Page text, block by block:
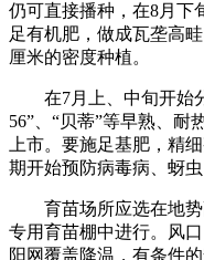
仍可直接播种，在8月下
足有机肥，做成瓦垄高
厘米的密度种植。
在7月上、中旬开始分
56”、“贝蒂”等早熟、耐
上市。要施足基肥，精
期开始预防病毒病、蚜
育苗场所应选在地势
专用育苗棚中进行。风
阳网覆盖降温，有条件